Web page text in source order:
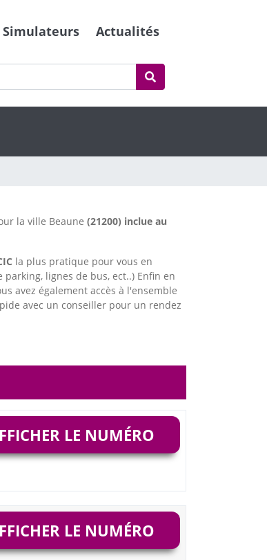
Simulateurs Actualités
la ville Beaune (21200) inclue au
la plus pratique pour vous en
lignes de bus, ect..) Enfin en
avez également accès à l'ensemble
avec un conseiller pour un rendez
LE NUMÉRO
LE NUMÉRO